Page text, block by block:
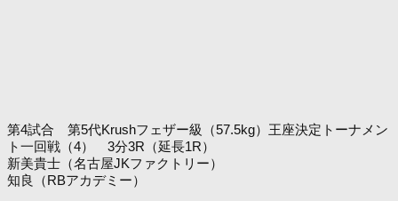
第4試合 第5代Krushフェザー級（57.5kg）王座決定トーナメン
ト一回戦（4） 3分3R（延長1R）
新美貴士（名古屋JKファクトリー）
知良（RBアカデミー）